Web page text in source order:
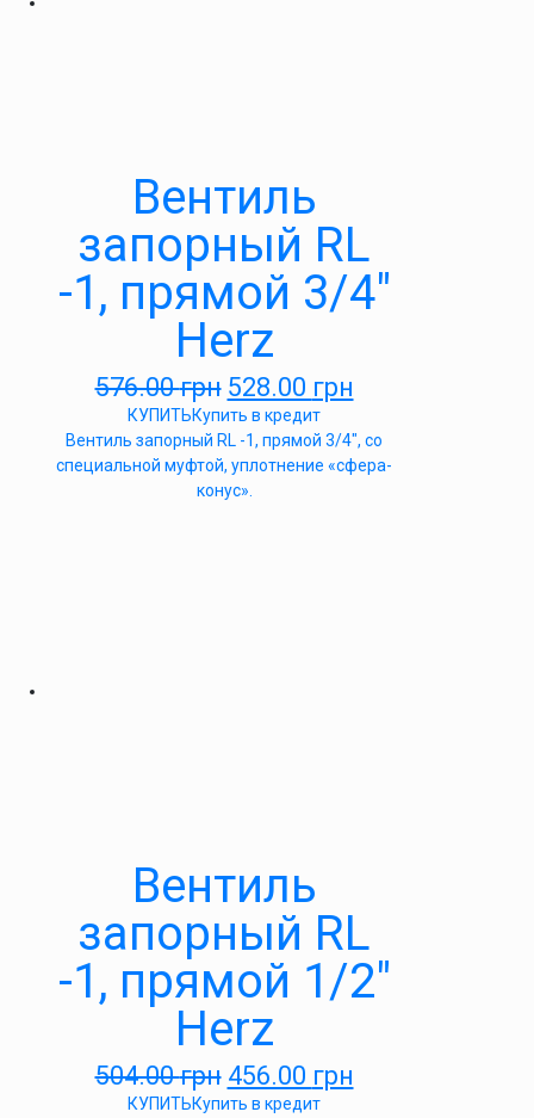
Вентиль
запорный RL
-1, прямой 3/4″
Herz
576.00грн 528.00 грн
КУПИТЬКупить в кредит
Вентиль запорный RL -1, прямой 3/4″, со
специальной муфтой, уплотнение «сфера-
конус».
Вентиль
запорный RL
-1, прямой 1/2″
Herz
504.00грн 456.00 грн
КУПИТЬКупить в кредит